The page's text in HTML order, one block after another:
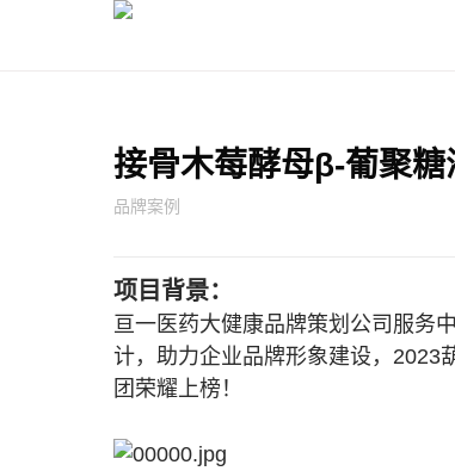
接骨木莓酵母β-葡聚
品牌案例
项目背景：
亘一医药大健康品牌策划公司服务
计，助力企业品牌形象建设，2023
团荣耀上榜！